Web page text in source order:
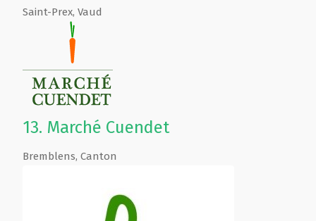
Saint-Prex, Vaud
13. Marché Cuendet
Bremblens, Canton